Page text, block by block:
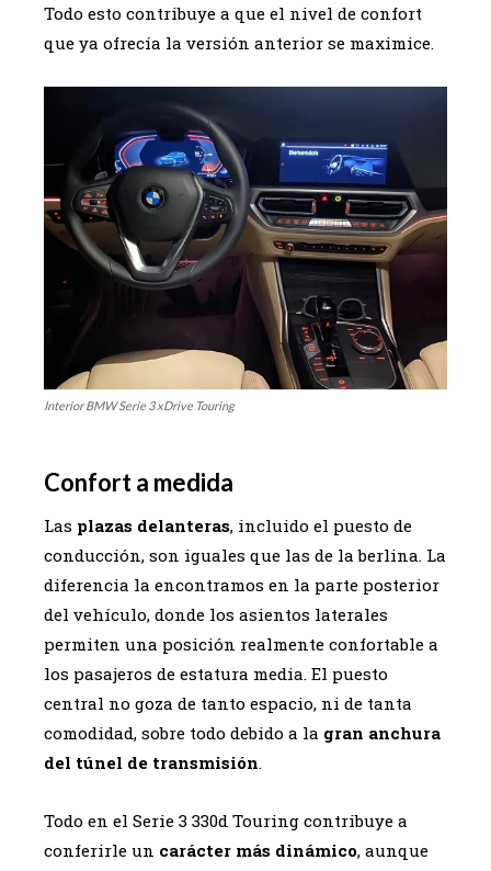
Todo esto contribuye a que el nivel de confort
que ya ofrecía la versión anterior se maximice.
Interior BMW Serie 3 xDrive Touring
Confort a medida
Las plazas delanteras, incluido el puesto de
conducción, son iguales que las de la berlina. La
diferencia la encontramos en la parte posterior
del vehículo, donde los asientos laterales
permiten una posición realmente confortable a
los pasajeros de estatura media. El puesto
central no goza de tanto espacio, ni de tanta
comodidad, sobre todo debido a la gran anchura
del túnel de transmisión.
Todo en el Serie 3 330d Touring contribuye a
conferirle un carácter más dinámico, aunque